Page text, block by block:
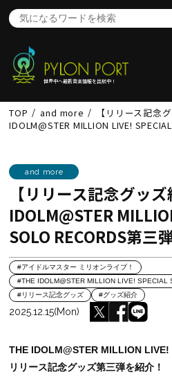
世界中へ最新音楽情報を出航中！
TOP and more
【リリース記念
IDOLM@STER MILLION LIVE!
and more
【リリース記念グッ
IDOLM@STER
SOLO RECORDS第三
#アイドルマスター ミリオンライブ！
#THE IDOLM@STER MILLION LIVE! SPECIAL
#リリース記念グッズ
#グッズ紹介
2025.12.15(Mon)
THE IDOLM@STER MILLION
リリース記念グッズ第三弾を紹介！